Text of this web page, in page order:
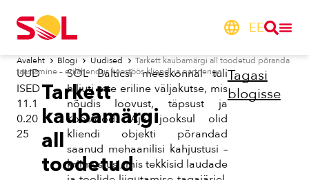
EE
Avaleht Blogi Uudised
Tarkett kaubamärgi all toodetud põranda
taastamine – erilahendus koostöös kliendi ja partneriga
UUD
ISED
11.1
0.20
25
Tarkett
kaubamärgi
all
toodetud
SOL Balticsi meeskonnal tuli
hiljuti ette eriline väljakutse, mis
nõudis loovust, täpsust ja
koostööd. Aja jooksul olid
kliendi objekti põrandad
saanud mehaanilisi kahjustusi –
kriimustusi, mis tekkisid laudade
Tagasi
blogisse